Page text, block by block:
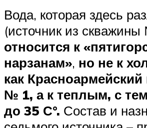
Вода, которая здесь
(источник из
относится к
нарзанам», но не к
как Красноармейский
№ 1, а к теплым, с
до 35 С°. Состав и